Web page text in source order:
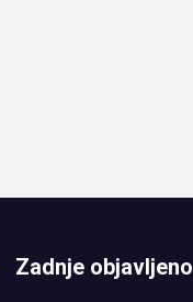
Zadnje objavljeno